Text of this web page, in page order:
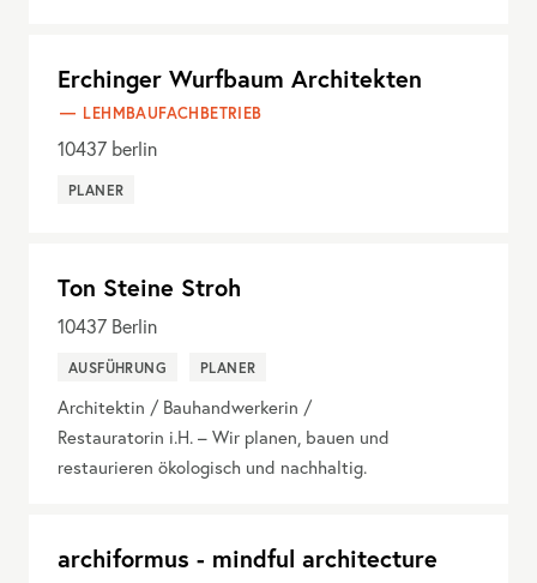
Erchinger Wurfbaum Architekten
LEHMBAUFACHBETRIEB
10437 berlin
PLANER
Ton Steine Stroh
10437 Berlin
AUSFÜHRUNG PLANER
Architektin / Bauhandwerkerin /
Restauratorin i.H. – Wir planen, bauen und
restaurieren ökologisch und nachhaltig.
archiformus - mindful architecture